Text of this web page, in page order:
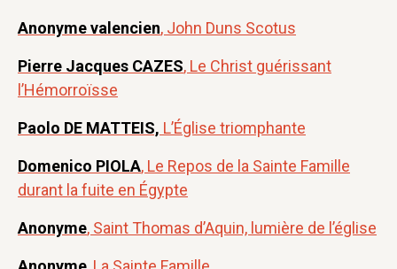
Anonyme valencien, John Duns Scotus
Pierre Jacques CAZES, Le Christ guérissant
l’Hémorroïsse
Paolo DE MATTEIS, L’Église triomphante
Domenico PIOLA, Le Repos de la Sainte Famille
durant la fuite en Égypte
Anonyme, Saint Thomas d’Aquin, lumière de l’église